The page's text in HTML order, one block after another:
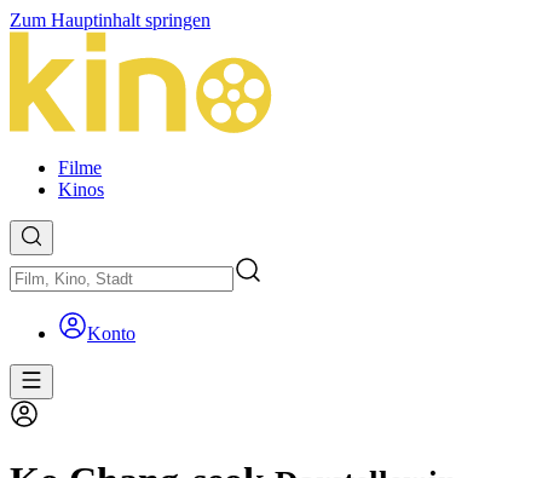
Zum Hauptinhalt springen
Filme
Kinos
Konto